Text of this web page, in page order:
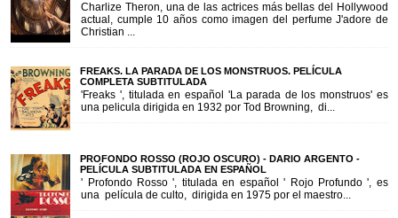
Charlize Theron, una de las actrices más bellas del Hollywood
actual, cumple 10 años como imagen del perfume J'adore de
Christian ...
FREAKS. LA PARADA DE LOS MONSTRUOS. PELÍCULA
COMPLETA SUBTITULADA
'Freaks ', titulada en español 'La parada de los monstruos' es
una pelicula dirigida en 1932 por Tod Browning, di...
PROFONDO ROSSO (ROJO OSCURO) - DARIO ARGENTO -
PELÍCULA SUBTITULADA EN ESPAÑOL
' Profondo Rosso ', titulada en español ' Rojo Profundo ', es
una película de culto, dirigida en 1975 por el maestro...